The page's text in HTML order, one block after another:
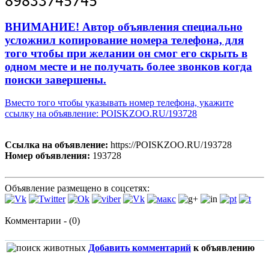
ВНИМАНИЕ! Автор объявления специально
усложнил копирование номера телефона, для
того чтобы при желании он смог его скрыть в
одном месте и не получать более звонков когда
поиски завершены.
Вместо того чтобы указывать номер телефона, укажите
ссылку на объявление: POISKZOO.RU/193728
Ссылка на объявление: https://POISKZOO.RU/193728
Номер объявления: 193728
Объявление размещено в соцсетях:
Комментарии - (0)
Добавить комментарий к объявлению